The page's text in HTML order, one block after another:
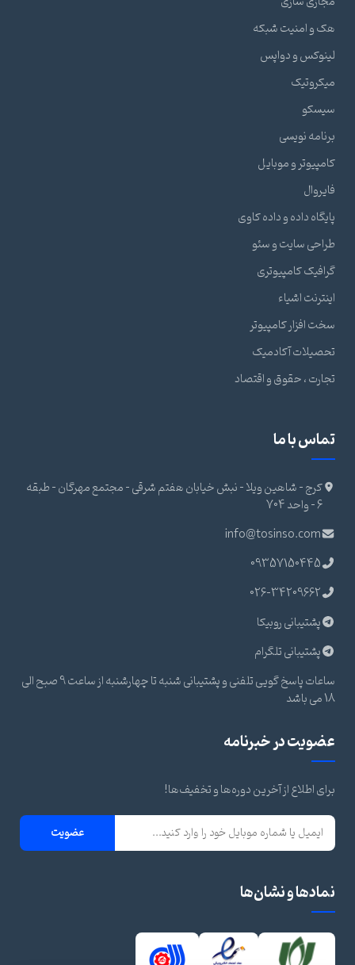
هک و امنیت شبکه
لینوکس و دواپس
میکروتیک
سیسکو
برنامه نویسی
کامپیوتر و موبایل
فایروال
پایگاه داده و داده کاوی
طراحی سایت و سئو
گرافیک کامپیوتری
اینترنت اشیاء
سخت افزار کامپیوتر
تحصیلات آکادمیک
تجارت ، حقوق و اقتصاد
تماس با ما
کرج - شاهین ویلا - نبش خیابان هفتم شرقی - مجتمع مهرگان - طبقه
6 - واحد 704
info@tosinso.com
09357150445
026-34209662
پشتیبانی روبیکا
پشتیبانی تلگرام
ساعات پاسخ گویی تلفنی و پشتیبانی شنبه تا چهارشنبه از ساعت 9 صبح الی
18 می باشد
عضویت در خبرنامه
برای اطلاع از آخرین دوره‌ها و تخفیف‌ها!
عضویت
نمادها و نشان‌ها